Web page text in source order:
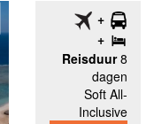
Reisduur8
dagen
Soft All-
Inclusive